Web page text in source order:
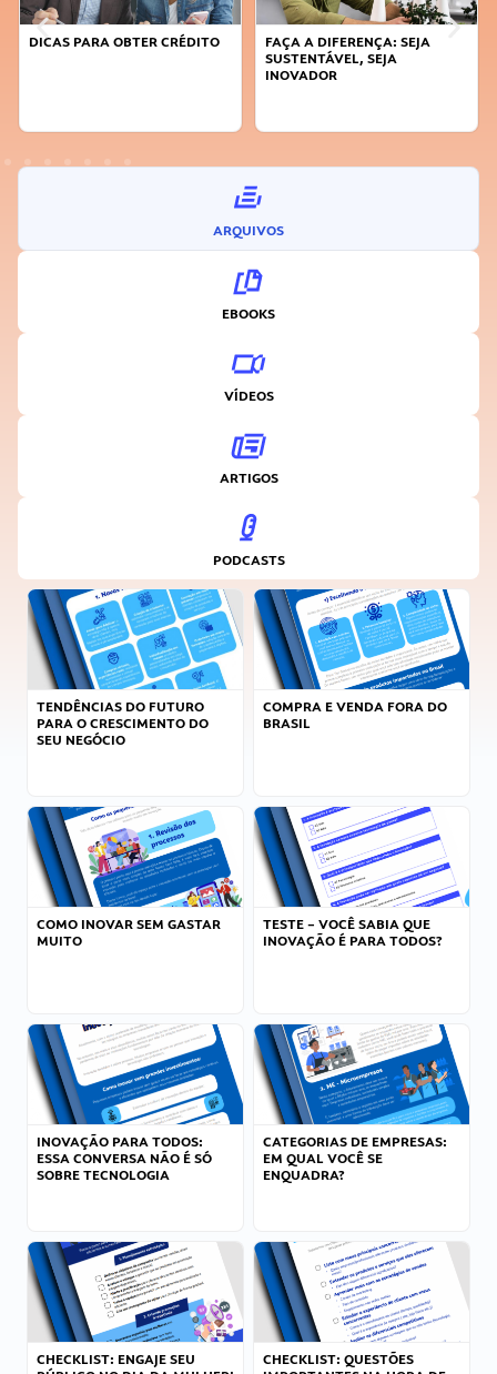
DICAS PARA OBTER CRÉDITO
FAÇA A DIFERENÇA: SEJA
SUSTENTÁVEL, SEJA
INOVADOR
ARQUIVOS
EBOOKS
VÍDEOS
ARTIGOS
PODCASTS
TENDÊNCIAS DO FUTURO
PARA O CRESCIMENTO DO
SEU NEGÓCIO
COMPRA E VENDA FORA DO
BRASIL
COMO INOVAR SEM GASTAR
MUITO
TESTE – VOCÊ SABIA QUE
INOVAÇÃO É PARA TODOS?
INOVAÇÃO PARA TODOS:
ESSA CONVERSA NÃO É SÓ
SOBRE TECNOLOGIA
CATEGORIAS DE EMPRESAS:
EM QUAL VOCÊ SE
ENQUADRA?
CHECKLIST: ENGAJE SEU
CHECKLIST: QUESTÕES